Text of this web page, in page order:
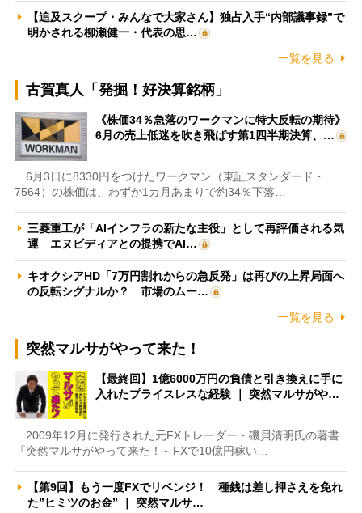
【追及スクープ・みんなで大家さん】独占入手“内部議事録”で
明かされる柳瀬健一・代表の思…
一覧を見る
古賀真人「発掘！好決算銘柄」
《株価34％急落のワークマンに特大反転の期待》
6月の売上低迷を吹き飛ばす第1四半期決算、…
6月3日に8330円をつけたワークマン（東証スタンダード・
7564）の株価は、わずか1カ月あまりで約34％下落…
三菱重工が「AIインフラの新たな主役」として再評価される気
運 エヌビディアとの提携でAI…
キオクシアHD「7万円割れからの急反発」は再びの上昇局面へ
の反転シグナルか？ 市場のムー…
一覧を見る
突然マルサがやって来た！
【最終回】1億6000万円の負債と引き換えに手に
入れたプライスレスな経験 ｜ 突然マルサがや…
2009年12月に発行された元FXトレーダー・磯貝清明氏の著書
『突然マルサがやって来た！～FXで10億円稼い…
【第9回】もう一度FXでリベンジ！ 種銭は差し押さえを免れ
た”ヒミツのお金” ｜ 突然マルサ…